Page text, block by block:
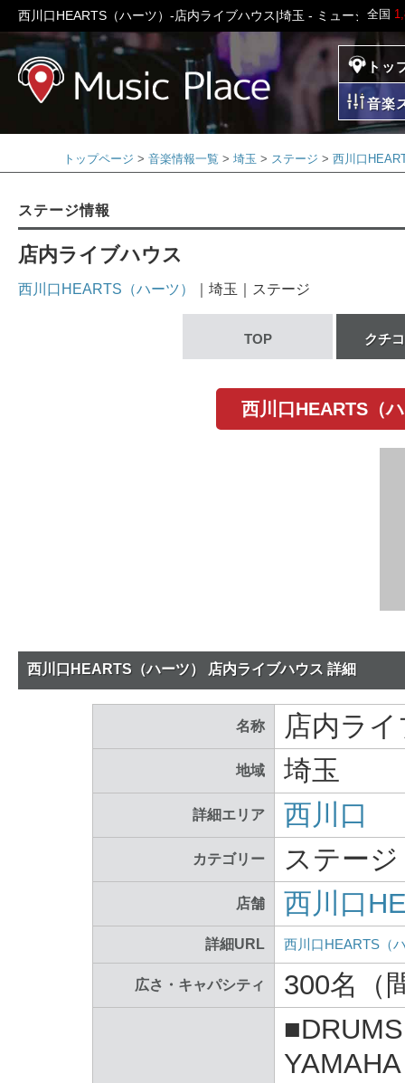
全国
西川口HEARTS（ハーツ）-店内ライブハウス|埼玉 - ミュージック
ミュージックプレイ
トッ
音楽
トップページ 音楽情報一覧 埼玉 ステージ 西川口
ステージ情報
店内ライブハウス
西川口HEARTS（ハーツ） ｜埼玉｜ステージ
TOP クチ
西川口HEARTS（
西川口HEARTS（ハーツ） 店内ライブハウス 詳細
名称 店内ラ
地域 埼玉
詳細エリア 西川口
カテゴリー ステージ
店舗 西川口
詳細URL 西川口HEARTS（
広さ・キャパシティ 300名（
■DRUMS